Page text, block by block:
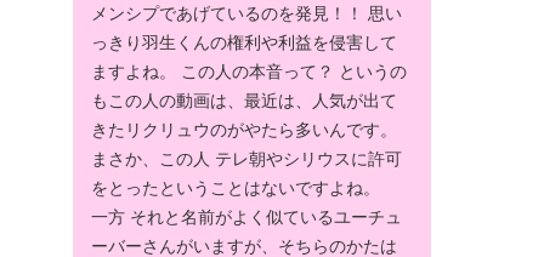
メンシプであげているのを発見！！ 思い
っきり羽生くんの権利や利益を侵害して
ますよね。 この人の本音って？ というの
もこの人の動画は、最近は、人気が出て
きたリクリュウのがやたら多いんです。
まさか、この人 テレ朝やシリウスに許可
をとったということはないですよね。
一方 それと名前がよく似ているユーチュ
ーバーさんがいますが、そちらのかたは